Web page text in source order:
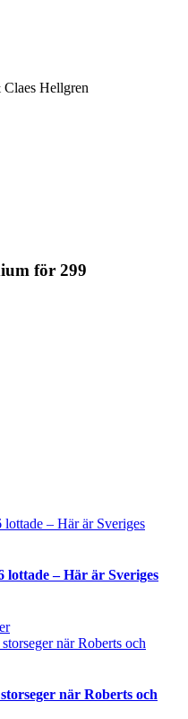
Hellgren
för 299
– Här är Sveriges
när Roberts och